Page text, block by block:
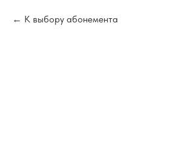
К выбору абонемента